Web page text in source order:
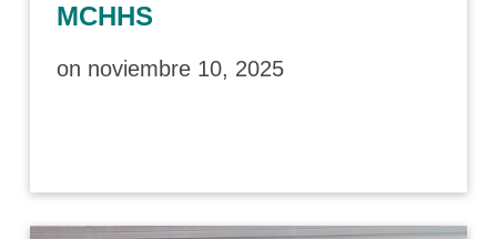
MCHHS
on noviembre 10, 2025